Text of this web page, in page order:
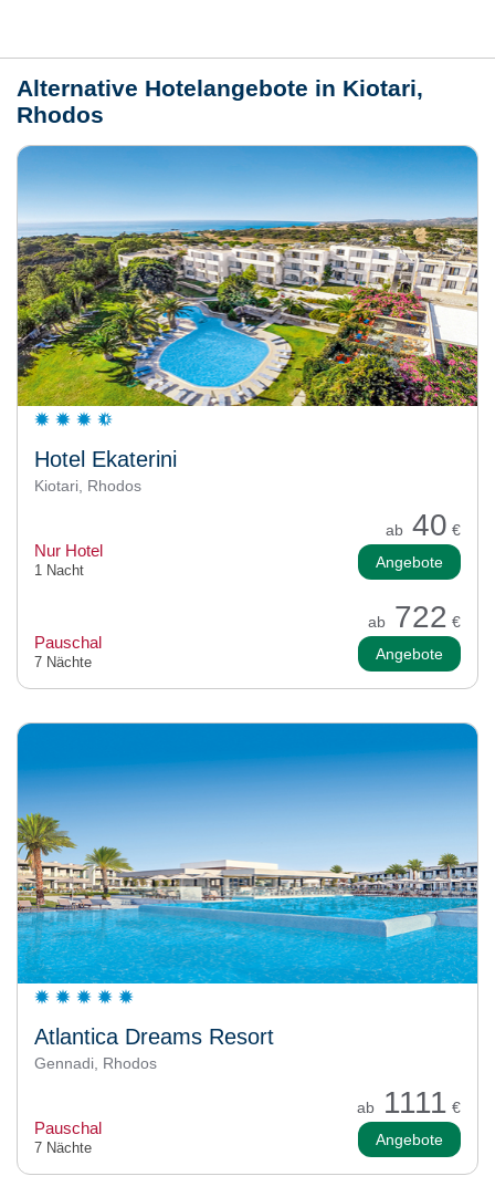
Alternative Hotelangebote in Kiotari,
Rhodos
Hotel Ekaterini
Kiotari, Rhodos
ab 40 €
Nur Hotel
1 Nacht Angebote
ab 722 €
Pauschal
7 Nächte Angebote
Atlantica Dreams Resort
Gennadi, Rhodos
ab 1111 €
Pauschal
7 Nächte Angebote